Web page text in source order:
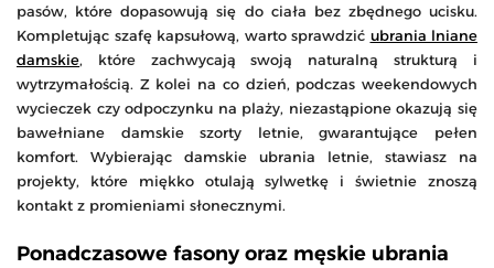
pasów, które dopasowują się do ciała bez zbędnego ucisku.
Kompletując szafę kapsułową, warto sprawdzić ubrania lniane
damskie, które zachwycają swoją naturalną strukturą i
wytrzymałością. Z kolei na co dzień, podczas weekendowych
wycieczek czy odpoczynku na plaży, niezastąpione okazują się
bawełniane damskie szorty letnie, gwarantujące pełen
komfort. Wybierając damskie ubrania letnie, stawiasz na
projekty, które miękko otulają sylwetkę i świetnie znoszą
kontakt z promieniami słonecznymi.
Ponadczasowe fasony oraz męskie ubrania